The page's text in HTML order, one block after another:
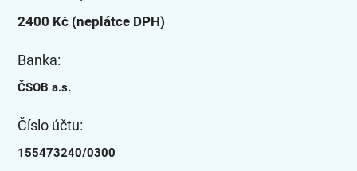
2400 Kč (neplátce DPH)
Banka:
ČSOB a.s.
Číslo účtu:
155473240/0300